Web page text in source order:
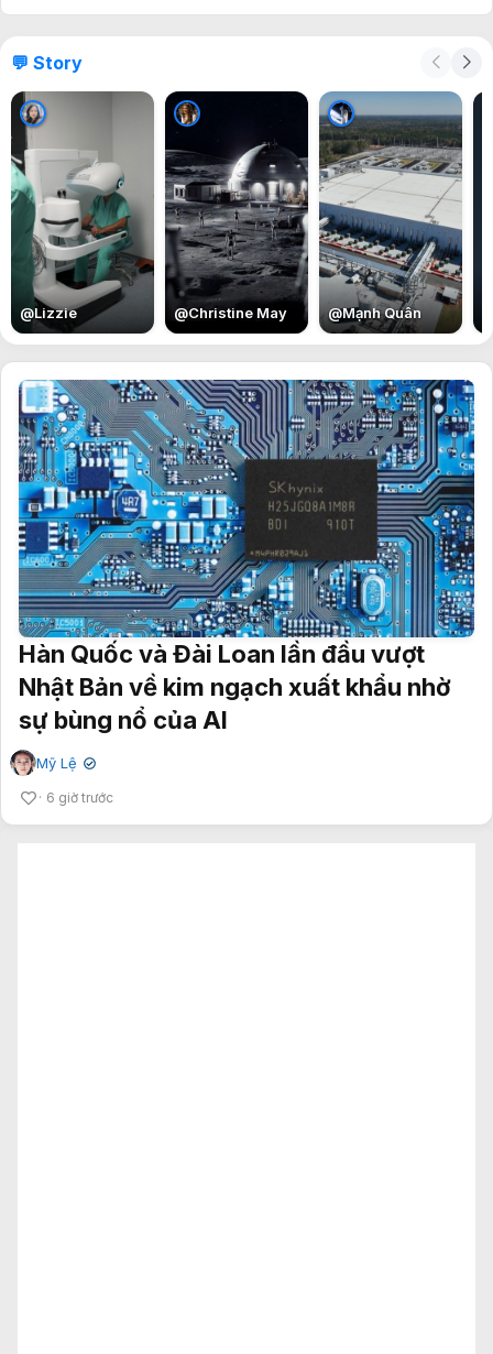
💬 Story
@Lizzie @Christine May @Mạnh Quân
Hàn Quốc và Đài Loan lần đầu vượt
Nhật Bản về kim ngạch xuất khẩu nhờ
sự bùng nổ của AI
Mỹ Lệ ✔
6 giờ trước